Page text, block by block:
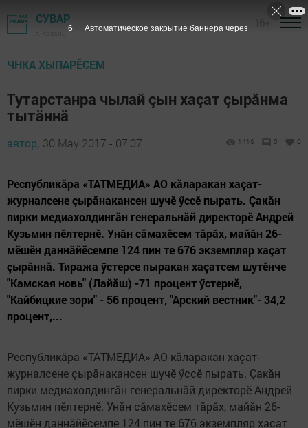
СУВАР
ЧНКА ХЫПАРӖСЕМ
Тутарстанра чылай çын хаçат çырăнма
тытăннă
автор, 30 May 2017 - 07:07 1416 0 0
Республикăра «ТАТМЕДИА» АО кăларакан хаçат-
журналсене çырăнакансен шучӗ ӳссӗ пырать. Çакăн
пирки медиахолдингăн генеральнăй директорӗ Андрей
Кузьмин пӗлтернӗ. Унăн сăмахӗсем тăрăх, майăн 26-
мӗшӗн даннăйӗсемпе 124 пин те 676 экземпляр хаçат
çырăннă. Тиража ӳстерсе пыракан хаçатсем шутӗнче
"Камская новь" (Лайăш) -71 процент ӳстернӗ,
"Кайбицкие зори" - 56 процент, "Арский вестник"- 34,2
процент,...
Республикăра «ТАТМЕДИА» АО кăларакан хаçат-
журналсене çырăнакансен шучӗ ӳссӗ пырать. Çакăн
пирки медиахолдингăн генеральнăй директорӗ Андрей
Кузьмин пӗлтернӗ. Унăн сăмахӗсем тăрăх, майăн 26-
мӗшӗн даннăйӗсемпе 124 пин те 676 экземпляр хаçат
5 Автоматическое закрытие баннера через